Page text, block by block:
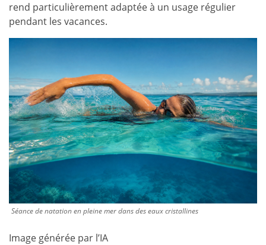
rend particulièrement adaptée à un usage régulier
pendant les vacances.
Séance de natation en pleine mer dans des eaux cristallines
Image générée par l’IA